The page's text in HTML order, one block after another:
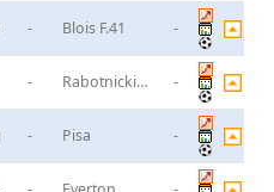
- Blois F.41 -
-
Rabotnicki
-
- Pisa -